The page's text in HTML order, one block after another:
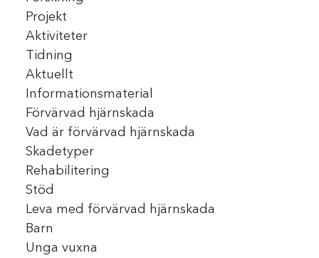
Projekt
Aktiviteter
Tidning
Aktuellt
Informationsmaterial
Förvärvad hjärnskada
Vad är förvärvad hjärnskada
Skadetyper
Rehabilitering
Stöd
Leva med förvärvad hjärnskada
Barn
Unga vuxna